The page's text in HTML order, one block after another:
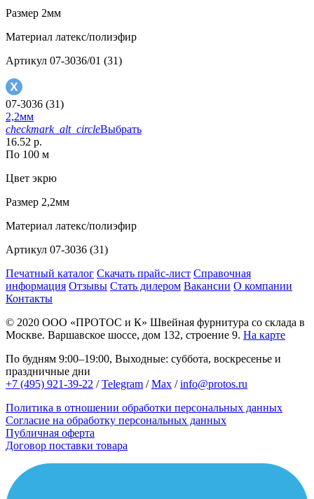
Размер 2мм
Материал латекс/полиэфир
Артикул 07-3036/01 (31)
07-3036 (31)
2,2мм
checkmark_alt_circleВыбрать
16.52 р.
По 100 м
Цвет экрю
Размер 2,2мм
Материал латекс/полиэфир
Артикул 07-3036 (31)
Печатный каталог Скачать прайс-лист Справочная
информация Отзывы Стать дилером Вакансии О компании
Контакты
© 2020 ООО «ПРОТОС и К» Швейная фурнитура со склада в
Москве. Варшавское шоссе, дом 132, строение 9. На карте
По будням 9:00–19:00, Выходные: суббота, воскресенье и
праздничные дни
+7 (495) 921-39-22 /Telegram /Max /info@protos.ru
Политика в отношении обработки персональных данных
Согласие на обработку персональных данных
Публичная оферта
Договор поставки товара